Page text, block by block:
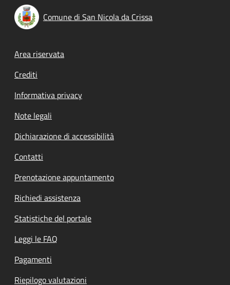
Comune di San Nicola da Crissa
Footer menu
Area riservata
Crediti
Informativa privacy
Note legali
Dichiarazione di accessibilità
Contatti
Prenotazione appuntamento
Richiedi assistenza
Statistiche del portale
Leggi le FAQ
Pagamenti
Riepilogo valutazioni